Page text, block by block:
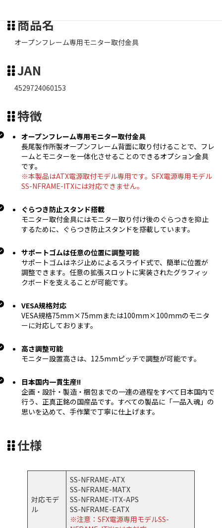
商品名
オープンフレーム専用モニター取付金具
JAN
4529724060153
特徴
オープンフレーム専用モニター取付金具
長尾製作所製オープンフレーム背面に取り付けることで、フレ
ームとモニターを一体化させることのできるオプション金具
です。
※本製品はATX電源取付モデル専用です。SFX電源専用モデル
SS-NFRAME-ITXには対応できません。
ぐらつき防止スタンド搭載
モニター取付金具にはモニター取り付け後のぐらつきを抑止
するために、ぐらつき防止スタンドを搭載しています。
サポートゴムは任意の位置に調整可能
サポートゴムはネジ止めによるスライド式で、簡単に位置が
調整できます。任意の拡張スロットに実装されたグラフィッ
クボードを支えることが可能です。
VESA規格対応
VESA規格75mm×75mmまたは100mm×100mmのモニタ
ーに対応しております。
高さ調整可能
モニター設置高さは、12.5mmピッチで調整が可能です。
日本国内一貫生産!!
企画・設計・製造・梱包までの一連の過程をすべて日本国内で
行う、正真正銘の国産品です。すべての製品に「一品入魂」の
思いを込めて、手作業で丁寧に仕上げます。
仕様
対応モデ
ル
SS-NFRAME-ATX
SS-NFRAME-MATX
SS-NFRAME-ITX-APS
SS-NFRAME-EATX
※注意：SFX電源専用モデルSS-